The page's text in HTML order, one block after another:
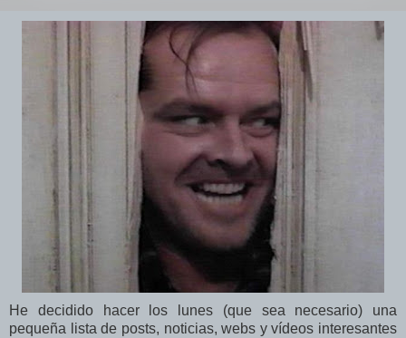
He decidido hacer los lunes (que sea necesario) una
pequeña lista de posts, noticias, webs y vídeos interesantes